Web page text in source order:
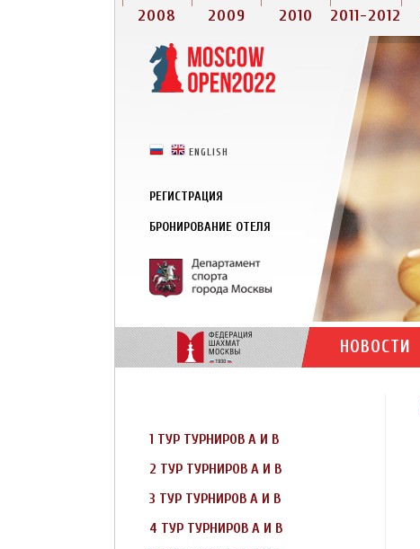
2011-2012
2010
2009
2008
РУССКИЙENGLISH
РЕГИСТРАЦИЯ
БРОНИРОВАНИЕ ОТЕЛЯ
НОВОСТИ
1 ТУР ТУРНИРОВ А И В
2 ТУР ТУРНИРОВ А И В
3 ТУР ТУРНИРОВ А И В
4 ТУР ТУРНИРОВ А И В